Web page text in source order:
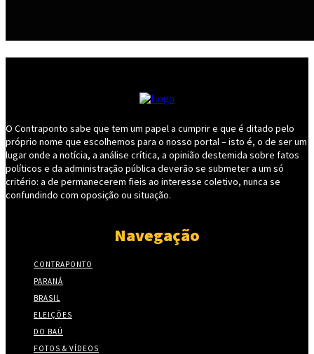
O Contraponto sabe que tem um papel a cumprir e que é ditado pelo
próprio nome que escolhemos para o nosso portal – isto é, o de ser um
lugar onde a notícia, a análise crítica, a opinião destemida sobre fatos
políticos e da administração pública deverão se submeter a um só
critério: a de permanecerem fieis ao interesse coletivo, nunca se
confundindo com oposição ou situação.
Navegação
CONTRAPONTO
PARANÁ
BRASIL
ELEIÇÕES
DO BAÚ
FOTOS & VÍDEOS